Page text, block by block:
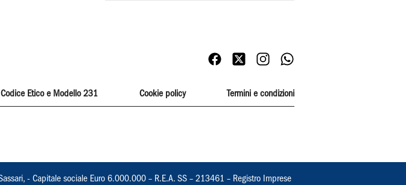
Codice Etico e Modello 231 Cookie policy Termini e condizioni
- Capitale sociale Euro 6.000.000 – R.E.A. SS – 213461 – Registro Imprese